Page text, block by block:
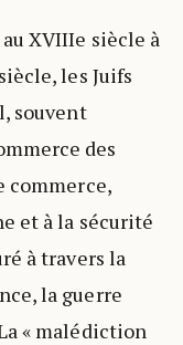
XVIIIe siècle à
les Juifs
souvent
des
commerce,
et à la sécurité
à travers la
la guerre
« malédiction